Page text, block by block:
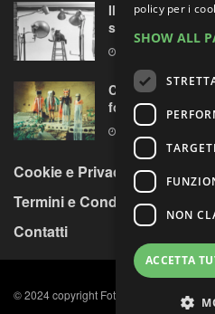
Il primo
sessantuno anni
fotografica più
Cookie e Privacy Policy
Termini e Condizioni
Contatti
© 2024 copyright Fotocult s.r.l. C.F. e P.
policy per i
SHOW ALL
NON
ACCETTA